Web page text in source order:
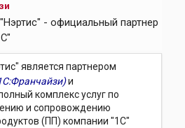
- официальный партнер
является партнером
и
комплекс услуг по
и сопровождению
(ПП) компании "1С"